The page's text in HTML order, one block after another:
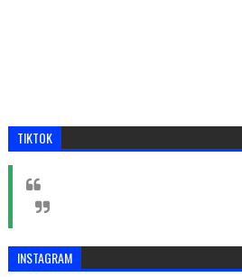
TIKTOK
INSTAGRAM